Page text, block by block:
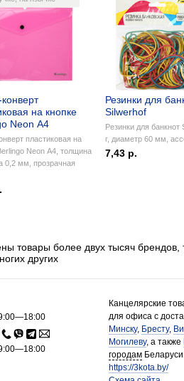
на кнопке
Neon А4
пластиковая на
Neon А4, толщина
0,2 мм, прозрачная
Резинки для
Silwerhof
Резинки для банкнот
г, диаметр 60 мм,
7,43 р.
товары более двух тысяч брендов,
других
Канцелярские
для офиса с
Минску, Бресту,
Могилеву, а также
городам
https://3kota.by/